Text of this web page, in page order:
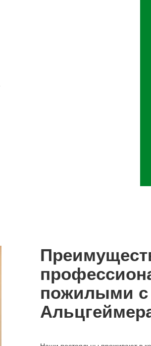
пожилыми с